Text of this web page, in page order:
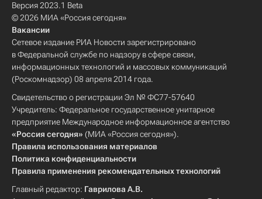
Версия 2023.1 Beta
© 2026 МИА «Россия сегодня»
Вакансии
Сетевое издание РИА Новости зарегистрировано
в Федеральной службе по надзору в сфере связи,
информационных технологий и массовых коммуникаций
(Роскомнадзор) 08 апреля 2014 года.
Свидетельство о регистрации Эл № ФС77-57640
Учредитель: Федеральное государственное унитарное
предприятие Международное информационное агентство
«Россия сегодня» (МИА «Россия сегодня»).
Правила использования материалов
Политика конфиденциальности
Правила применения рекомендательных технологий
Главный редактор: Гаврилова А.В.